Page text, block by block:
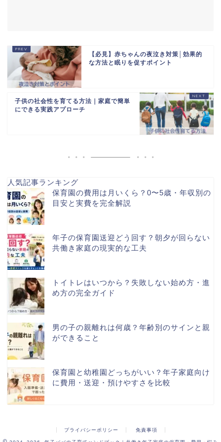
【必見】赤ちゃんの夜泣き対策│効果的
な方法と眠りを促すポイント
子供の社会性を育てる方法｜家庭で簡単
にできる実践アプローチ
人気記事ランキング
保育園の費用は月いくら？0〜5歳・年収別の
目安と実費を完全解説
年子の保育園送迎どう回す？朝夕が回らない
共働き家庭の現実的な工夫
トイトレはいつから？失敗しない始め方・進
め方の完全ガイド
男の子の親離れは何歳？年齢別のサインと親
ができること
保育園と幼稚園どっちがいい？年子家庭向け
に費用・送迎・預けやすさを比較
プライバシーポリシー 免責事項